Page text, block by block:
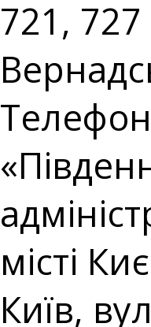
721,
місті
Київ,